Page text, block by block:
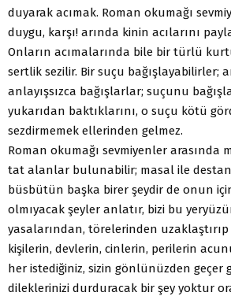
duyarak acımak. Roman okumağı
duygu, karşı! arında kinin acılarını
Onların acımalarında bile bir türlü
sertlik sezilir. Bir suçu bağışlayabilirler;
anlayışsızca bağışlarlar; suçunu
yukarıdan baktıklarını, o suçu kötü
sezdirmemek ellerinden gelmez.
Roman okumağı sevmiyenler arasında
tat alanlar bulunabilir; masal ile
büsbütün başka birer şeydir de onun
olmıyacak şeyler anlatır, bizi bu
yasalarından, törelerinden
kişilerin, devlerin, cinlerin, perilerin
her istediğiniz, sizin gönlünüzden geçer
dileklerinizi durduracak bir şey yoktur